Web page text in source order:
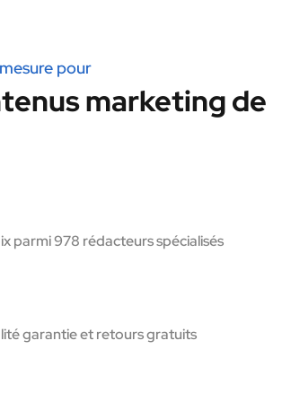
pour
marketing de
parmi 978 rédacteurs spécialisés
garantie et retours gratuits